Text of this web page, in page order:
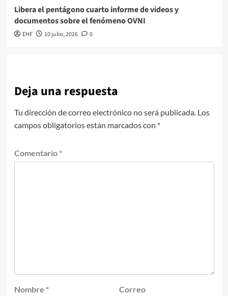
Libera el pentágono cuarto informe de videos y
documentos sobre el fenómeno OVNI
EHF 10 julio, 2026 0
Deja una respuesta
Tu dirección de correo electrónico no será publicada. Los
campos obligatorios están marcados con *
Comentario *
Nombre *
Correo